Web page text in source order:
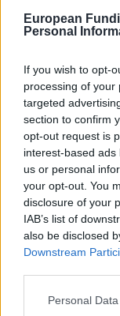
European
Personal
If you wish to opt-
processing of your
targeted
section to confirm
opt-out request is
interest-based
us or personal
your opt-out. You
disclosure of your
IAB’s list of
also be disclosed
Downstream
Please note that
Personal
Malmö
Svensk
Energi/WWF/
KTH-CSC
Institute of
(Stockholm/
STINT
Voir plus